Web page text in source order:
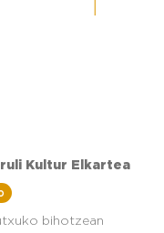
Kultur Elkartea
bihotzean